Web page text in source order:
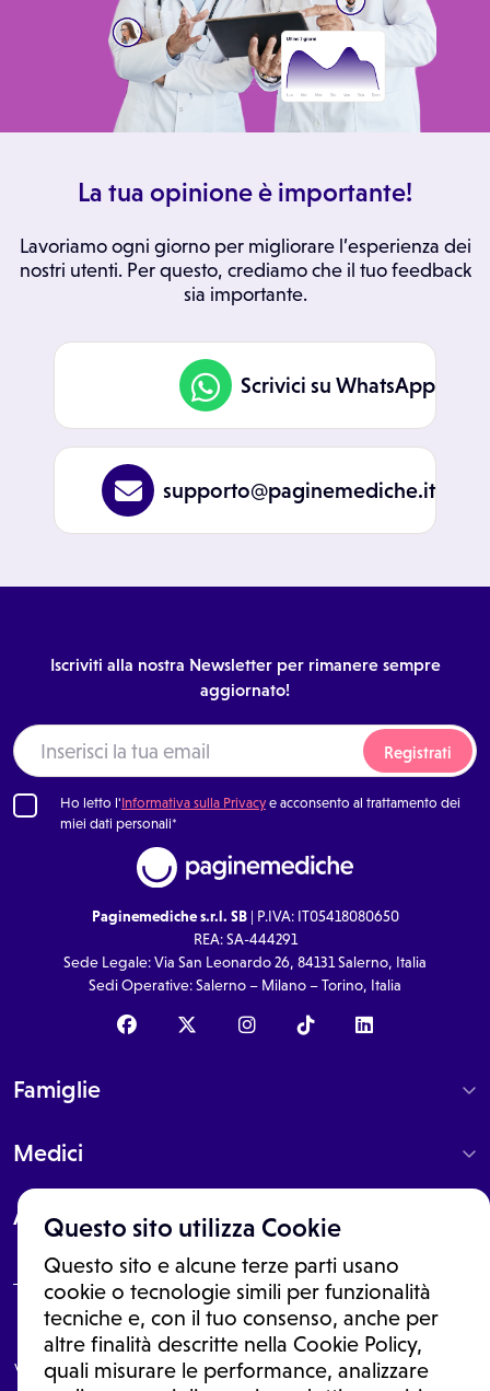
Questo sito utilizza Cookie
Questo sito e alcune terze parti usano
cookie o tecnologie simili per funzionalità
tecniche e, con il tuo consenso, anche per
altre finalità descritte nella Cookie Policy,
quali misurare le performance, analizzare
La tua opinione è importante!
Lavoriamo ogni giorno per migliorare l’esperienza dei
nostri utenti. Per questo, crediamo che il tuo feedback
sia importante.
Scrivici su WhatsApp
supporto@paginemediche.it
Iscriviti alla nostra Newsletter per rimanere sempre
aggiornato!
Registrati
Ho letto l'Informativa sulla Privacye acconsento al trattamento dei
miei dati personali*
Paginemediche s.r.l. SB| P.IVA: IT05418080650
REA: SA-444291
Sede Legale: Via San Leonardo 26, 84131 Salerno, Italia
Sedi Operative: Salerno – Milano – Torino, Italia
Famiglie
Medici
About
Le informazioni proposte in questo sito non sono un consulto medico.
In nessun caso, queste informazioni sostituiscono un consulto, una
visita o una diagnosi formulata dal medico. Non si devono considerare
le informazioni disponibili come suggerimenti per la formulazione di